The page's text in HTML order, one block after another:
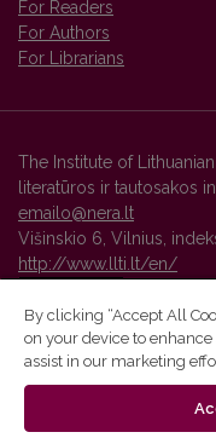
For Readers
For Authors
For Librarians
The Institute of
literatūros ir tautosakos
emailo@nera.lt
Višinskio 6, Vilnius,
http://www.llti.lt/en/
Vilnius University Press
By clicking “Accept All
on your device to
assist in our marketing